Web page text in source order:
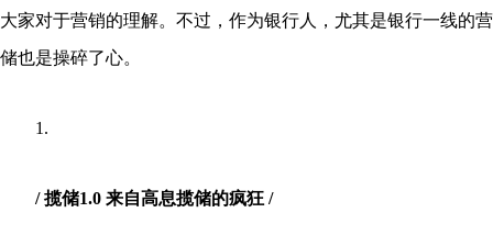
大家对于营销的理解。不过，作为银行人，尤其是银行一线的
储也是操碎了心。
1.
/ 揽储1.0 来自高息揽储的疯狂 /